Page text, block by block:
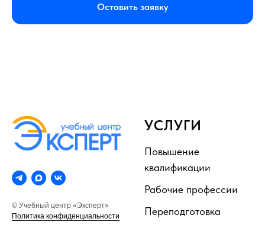
Оставить заявку
© Учебный центр «Эксперт»
Политика конфиденциальности
УСЛУГИ
Повышение
квалификации
Рабочие профессии
Переподготовка